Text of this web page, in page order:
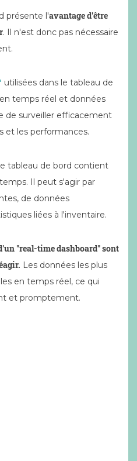
présente l'avantage d'être
. Il n'est donc pas nécessaire
utilisées dans le tableau de
temps réel et données
de surveiller efficacement
et les performances.
tableau de bord contient
Il peut s'agir par
de données
liées à l'inventaire.
"real-time dashboard" sont
Les données les plus
en temps réel, ce qui
et promptement.